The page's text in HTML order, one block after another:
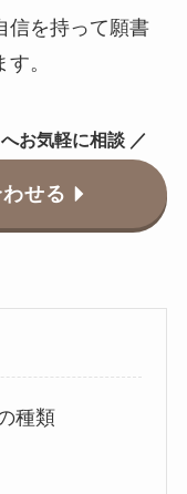
信を持って願書
。
お気軽に相談 ／
せる
種類